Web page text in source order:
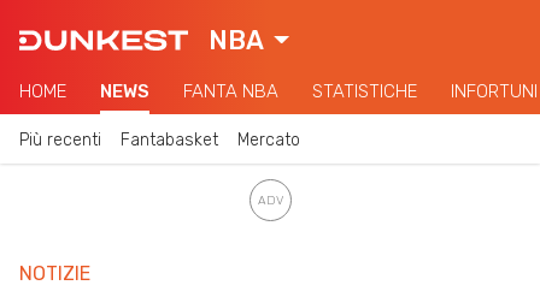
NBA
HOME NEWS FANTA NBA STATISTICHE INFORTUNI
Più recenti Fantabasket Mercato
NOTIZIE